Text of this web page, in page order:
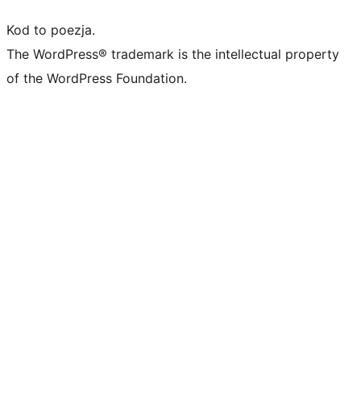
Kod to poezja.
The WordPress® trademark is the intellectual property
of the WordPress Foundation.